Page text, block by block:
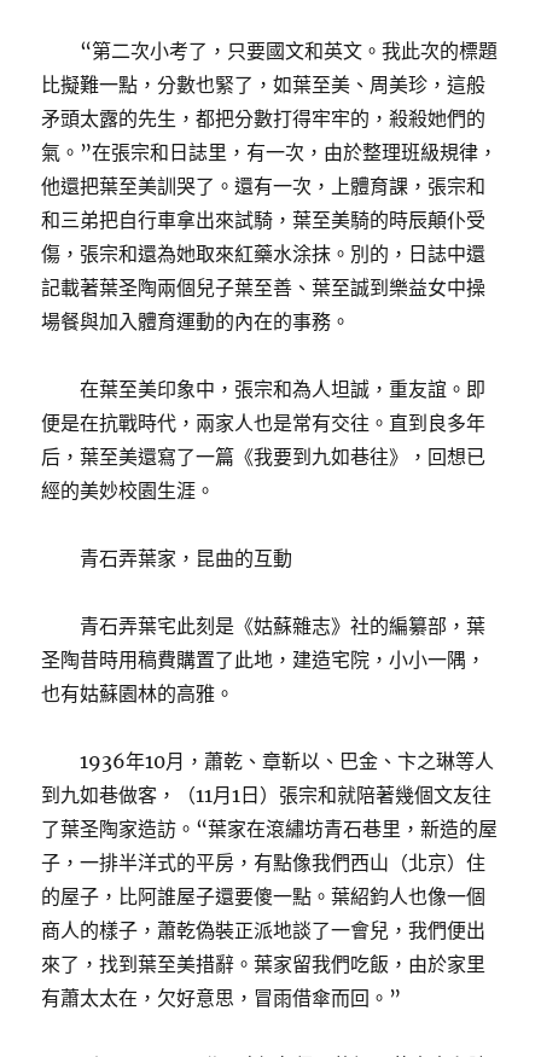
“第二次小考了，只要國文和英文。我此次的標題
比擬難一點，分數也緊了，如葉至美、周美珍，這般
矛頭太露的先生，都把分數打得牢牢的，殺殺她們的
氣。”在張宗和日誌里，有一次，由於整理班級規律，
他還把葉至美訓哭了。還有一次，上體育課，張宗和
和三弟把自行車拿出來試騎，葉至美騎的時辰顛仆受
傷，張宗和還為她取來紅藥水涂抹。別的，日誌中還
記載著葉圣陶兩個兒子葉至善、葉至誠到樂益女中操
場餐與加入體育運動的內在的事務。
在葉至美印象中，張宗和為人坦誠，重友誼。即
便是在抗戰時代，兩家人也是常有交往。直到良多年
后，葉至美還寫了一篇《我要到九如巷往》，回想已
經的美妙校園生涯。
青石弄葉家，昆曲的互動
青石弄葉宅此刻是《姑蘇雜志》社的編纂部，葉
圣陶昔時用稿費購置了此地，建造宅院，小小一隅，
也有姑蘇園林的高雅。
1936年10月，蕭乾、章靳以、巴金、卞之琳等人
到九如巷做客，（11月1日）張宗和就陪著幾個文友往
了葉圣陶家造訪。“葉家在滾繡坊青石巷里，新造的屋
子，一排半洋式的平房，有點像我們西山（北京）住
的屋子，比阿誰屋子還要傻一點。葉紹鈞人也像一個
商人的樣子，蕭乾偽裝正派地談了一會兒，我們便出
來了，找到葉至美措辭。葉家留我們吃飯，由於家里
有蕭太太在，欠好意思，冒雨借傘而回。”